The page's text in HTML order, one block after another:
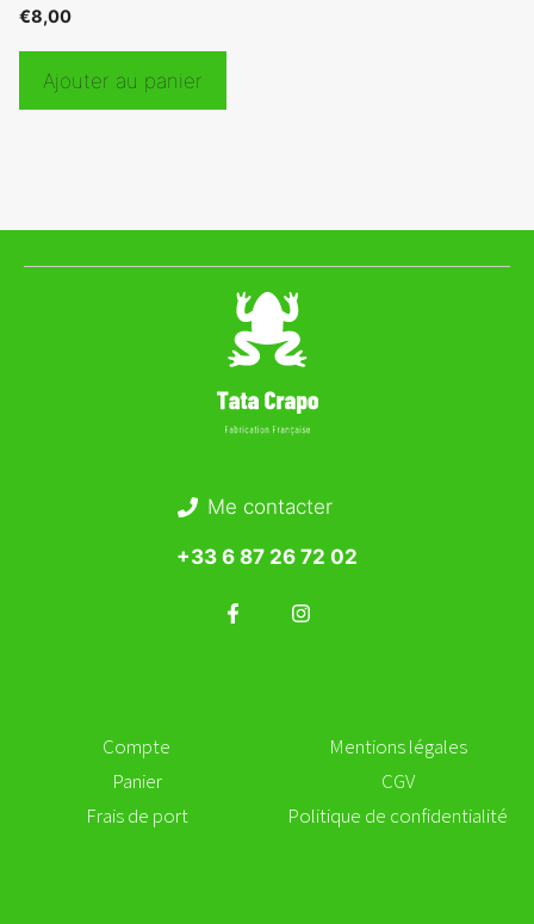
€8,00
Ajouter au panier
Me contacter
+33 6 87 26 72 02
Compte
Panier
Frais de port
Mentions légales
CGV
Politique de confidentialité